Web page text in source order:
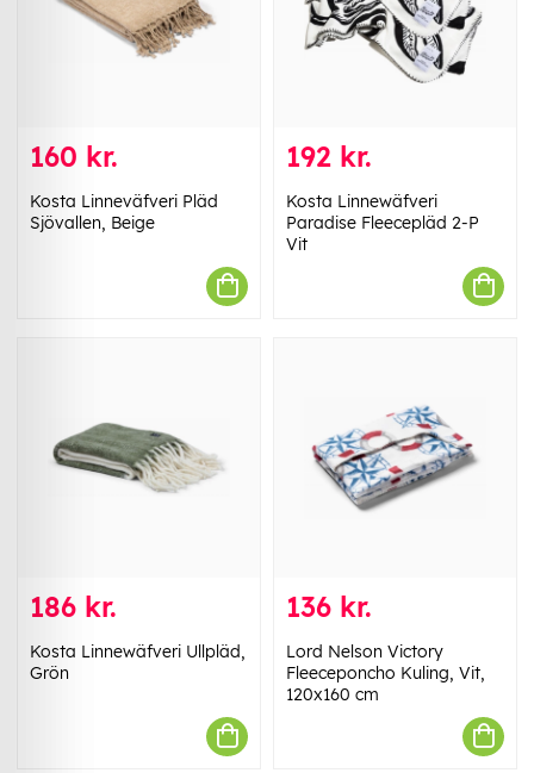
160 kr.
Kosta Linneväfveri Pläd
Sjövallen, Beige
192 kr.
Kosta Linnewäfveri
Paradise Fleecepläd 2-P
Vit
186 kr.
Kosta Linnewäfveri Ullpläd,
Grön
136 kr.
Lord Nelson Victory
Fleeceponcho Kuling, Vit,
120x160 cm